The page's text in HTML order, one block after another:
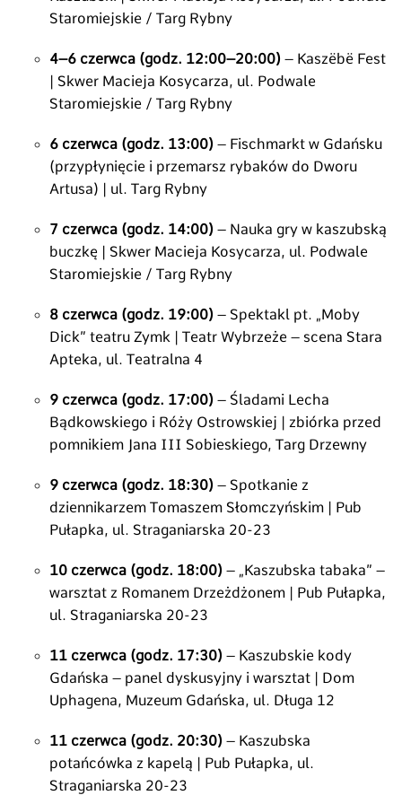
Staromiejskie / Targ Rybny
4–6 czerwca (godz. 12:00–20:00) – Kaszëbë Fest
| Skwer Macieja Kosycarza, ul. Podwale
Staromiejskie / Targ Rybny
6 czerwca (godz. 13:00) – Fischmarkt w Gdańsku
(przypłynięcie i przemarsz rybaków do Dworu
Artusa) | ul. Targ Rybny
7 czerwca (godz. 14:00) – Nauka gry w kaszubską
buczkę | Skwer Macieja Kosycarza, ul. Podwale
Staromiejskie / Targ Rybny
8 czerwca (godz. 19:00) – Spektakl pt. „Moby
Dick” teatru Zymk | Teatr Wybrzeże – scena Stara
Apteka, ul. Teatralna 4
9 czerwca (godz. 17:00) – Śladami Lecha
Bądkowskiego i Róży Ostrowskiej | zbiórka przed
pomnikiem Jana III Sobieskiego, Targ Drzewny
9 czerwca (godz. 18:30) – Spotkanie z
dziennikarzem Tomaszem Słomczyńskim | Pub
Pułapka, ul. Straganiarska 20-23
10 czerwca (godz. 18:00) – „Kaszubska tabaka” –
warsztat z Romanem Drzeżdżonem | Pub Pułapka,
ul. Straganiarska 20-23
11 czerwca (godz. 17:30) – Kaszubskie kody
Gdańska – panel dyskusyjny i warsztat | Dom
Uphagena, Muzeum Gdańska, ul. Długa 12
11 czerwca (godz. 20:30) – Kaszubska
potańcówka z kapelą | Pub Pułapka, ul.
Straganiarska 20-23